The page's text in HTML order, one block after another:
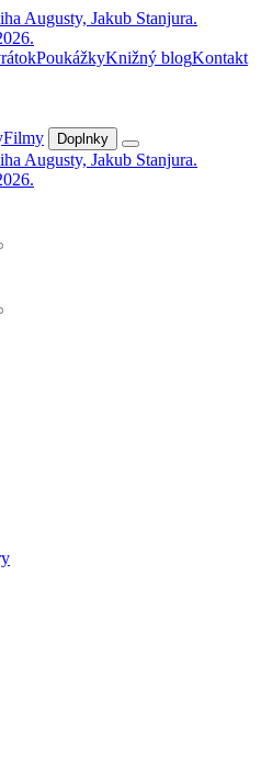
PoukážkyKnižný blogKontakt
Filmy Doplnky